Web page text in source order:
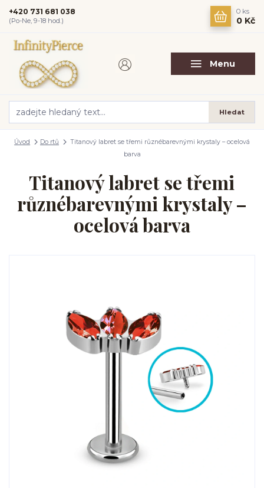
Menu
Hledat
+420 731 681 038
(Po-Ne, 9-18 hod.)
0 ks
0 Kč
Úvod Do rtů
Titanový labret se třemi různébarevnými krystaly – ocelová
barva
Titanový labret se třemi
různébarevnými krystaly –
ocelová barva